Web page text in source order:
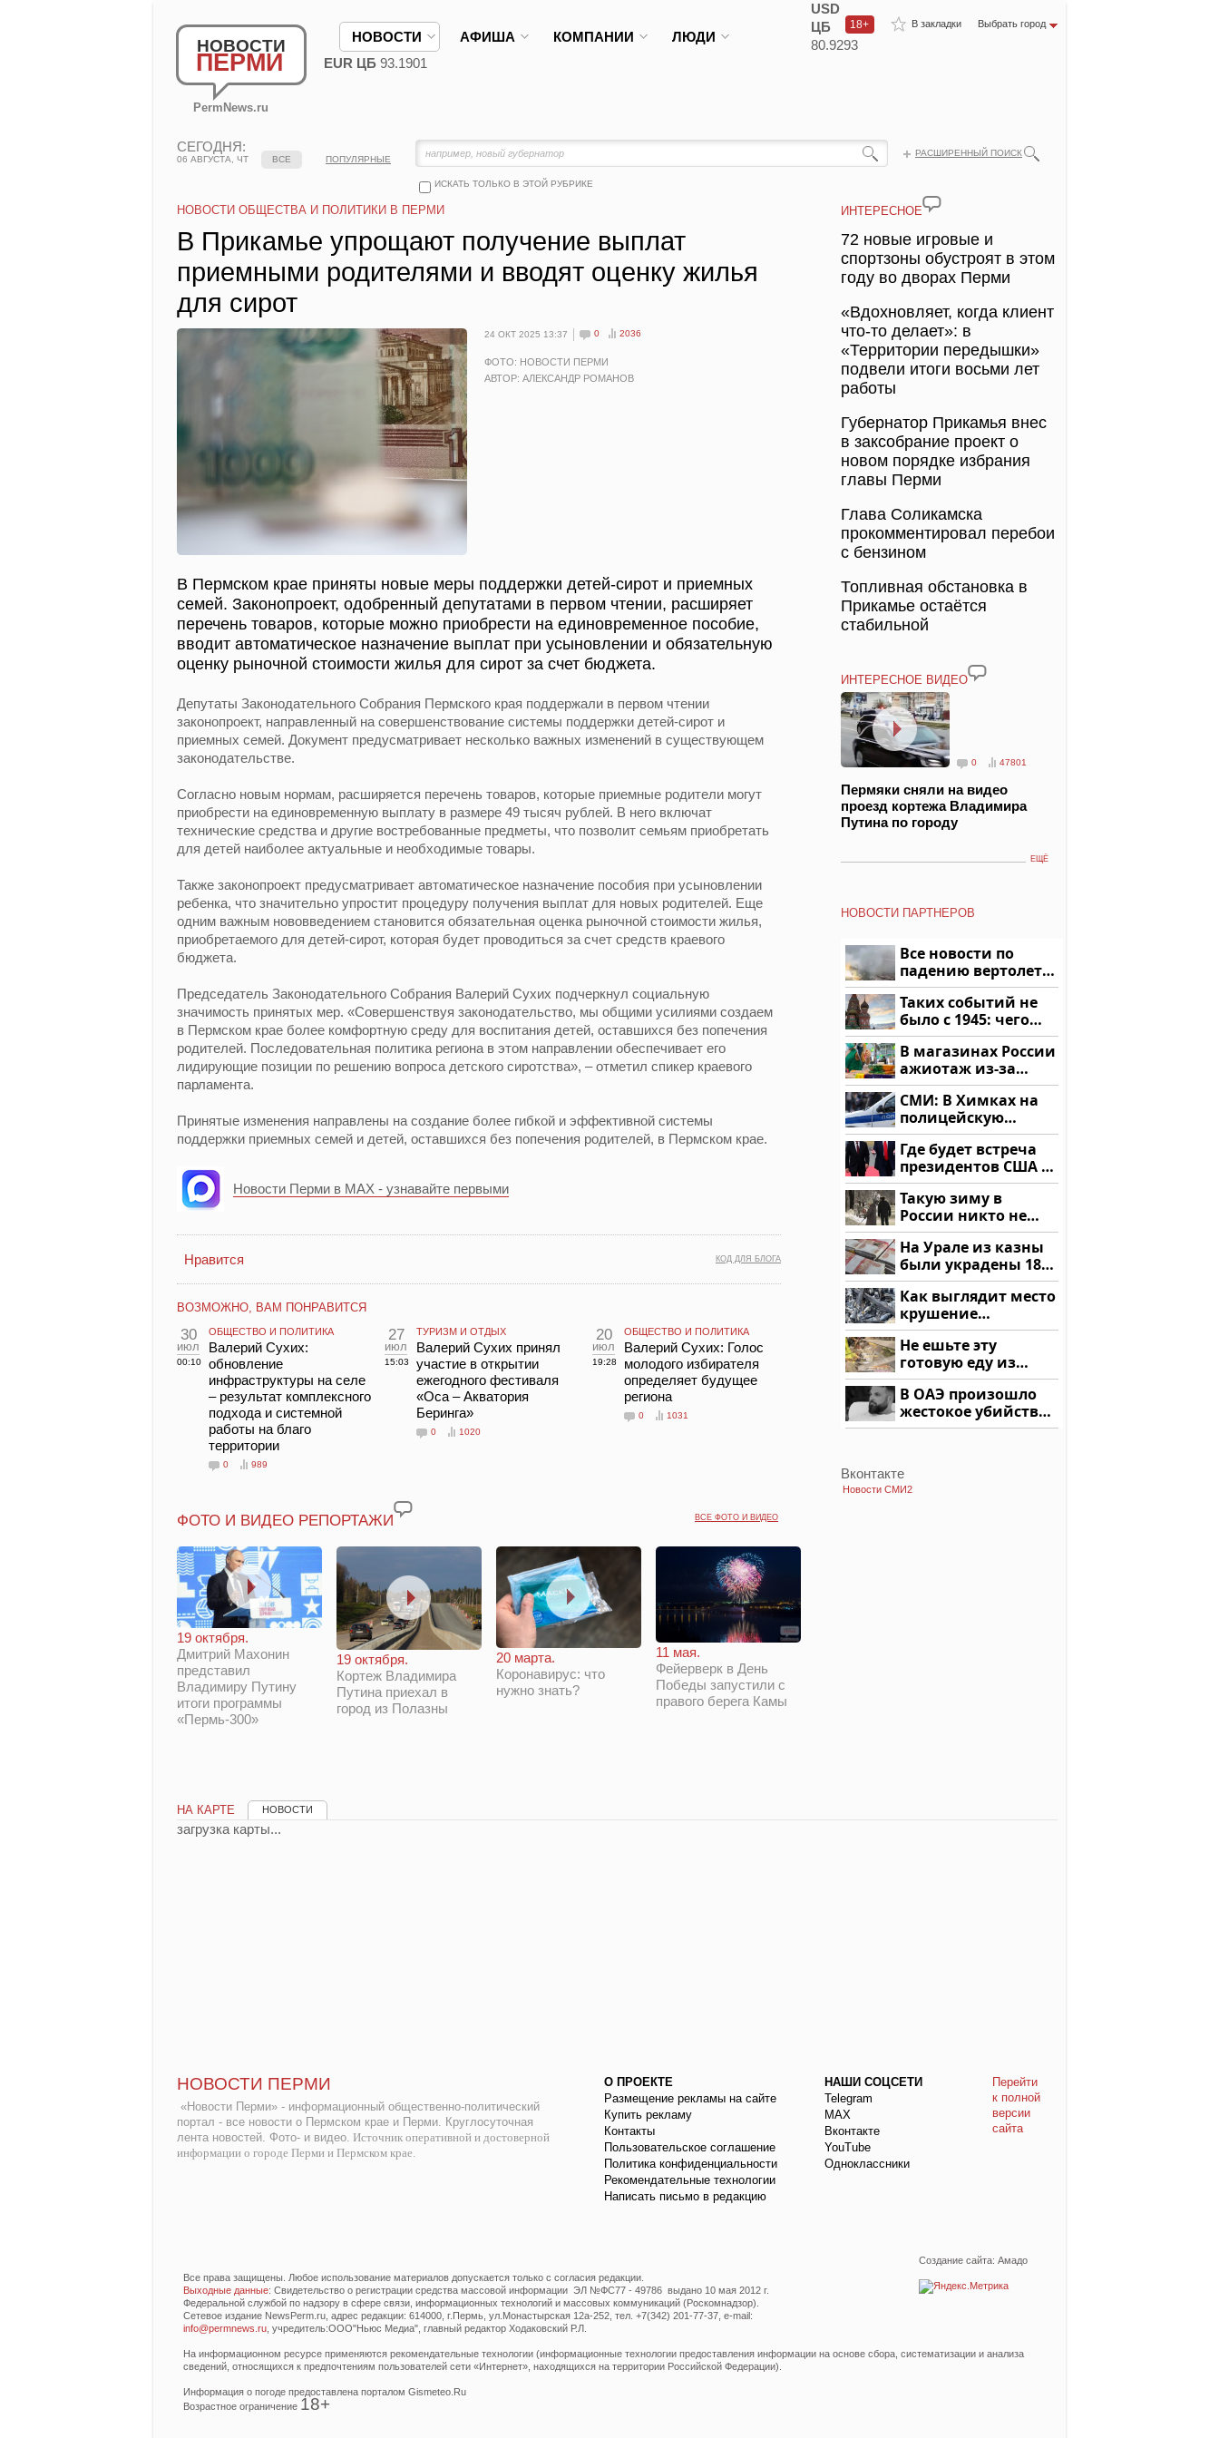
НОВОСТИ
ПЕРМИ
PermNews.ru
В закладки Выбрать город
18+
НОВОСТИ АФИША КОМПАНИИ ЛЮДИ
USD
ЦБ
80.9293
EUR ЦБ 93.1901
СЕГОДНЯ:
06 АВГУСТА, ЧТ
РАСШИРЕННЫЙ ПОИСК
ИСКАТЬ ТОЛЬКО В ЭТОЙ РУБРИКЕ
ВСЕ ПОПУЛЯРНЫЕ
НОВОСТИ ОБЩЕСТВА И ПОЛИТИКИ В ПЕРМИ
В Прикамье упрощают получение выплат
приемными родителями и вводят оценку жилья
для сирот
24 ОКТ 2025 13:37 0 2036
ФОТО: НОВОСТИ ПЕРМИ
АВТОР: АЛЕКСАНДР РОМАНОВ
В Пермском крае приняты новые меры поддержки детей-сирот и приемных
семей. Законопроект, одобренный депутатами в первом чтении, расширяет
перечень товаров, которые можно приобрести на единовременное пособие,
вводит автоматическое назначение выплат при усыновлении и обязательную
оценку рыночной стоимости жилья для сирот за счет бюджета.
Депутаты Законодательного Собрания Пермского края поддержали в первом чтении
законопроект, направленный на совершенствование системы поддержки детей-сирот и
приемных семей. Документ предусматривает несколько важных изменений в существующем
законодательстве.
Согласно новым нормам, расширяется перечень товаров, которые приемные родители могут
приобрести на единовременную выплату в размере 49 тысяч рублей. В него включат
технические средства и другие востребованные предметы, что позволит семьям приобретать
для детей наиболее актуальные и необходимые товары.
Также законопроект предусматривает автоматическое назначение пособия при усыновлении
ребенка, что значительно упростит процедуру получения выплат для новых родителей. Еще
одним важным нововведением становится обязательная оценка рыночной стоимости жилья,
приобретаемого для детей-сирот, которая будет проводиться за счет средств краевого
бюджета.
Председатель Законодательного Собрания Валерий Сухих подчеркнул социальную
значимость принятых мер. «Совершенствуя законодательство, мы общими усилиями создаем
в Пермском крае более комфортную среду для воспитания детей, оставшихся без попечения
родителей. Последовательная политика региона в этом направлении обеспечивает его
лидирующие позиции по решению вопроса детского сиротства», – отметил спикер краевого
парламента.
Принятые изменения направлены на создание более гибкой и эффективной системы
поддержки приемных семей и детей, оставшихся без попечения родителей, в Пермском крае.
Новости Перми в MAX - узнавайте первыми
КОД ДЛЯ БЛОГА
Нравится
ВОЗМОЖНО, ВАМ ПОНРАВИТСЯ
30
июл
00:10
ОБЩЕСТВО И ПОЛИТИКА
Валерий Сухих:
обновление
инфраструктуры на селе
– результат комплексного
подхода и системной
работы на благо
территории
0 989
27
июл
15:03
ТУРИЗМ И ОТДЫХ
Валерий Сухих принял
участие в открытии
ежегодного фестиваля
«Оса – Акватория
Беринга»
0 1020
20
июл
19:28
ОБЩЕСТВО И ПОЛИТИКА
Валерий Сухих: Голос
молодого избирателя
определяет будущее
региона
0 1031
ВСЕ ФОТО И ВИДЕО
ФОТО И ВИДЕО РЕПОРТАЖИ
19 октября.
Дмитрий Махонин
представил
Владимиру Путину
итоги программы
«Пермь-300»
19 октября.
Кортеж Владимира
Путина приехал в
город из Полазны
20 марта.
Коронавирус: что
нужно знать?
11 мая.
Фейерверк в День
Победы запустили с
правого берега Камы
ИНТЕРЕСНОЕ
72 новые игровые и
спортзоны обустроят в этом
году во дворах Перми
«Вдохновляет, когда клиент
что-то делает»: в
«Территории передышки»
подвели итоги восьми лет
работы
Губернатор Прикамья внес
в заксобрание проект о
новом порядке избрания
главы Перми
Глава Соликамска
прокомментировал перебои
с бензином
Топливная обстановка в
Прикамье остаётся
стабильной
ИНТЕРЕСНОЕ ВИДЕО
0 47801
Пермяки сняли на видео
проезд кортежа Владимира
Путина по городу
ЕЩЁ
НОВОСТИ ПАРТНЕРОВ
Все новости по
падению вертолета
на Кавказе: читать
здесь
Таких событий не
было с 1945: чего
ждать всем нам?
В магазинах России
ажиотаж из-за
этого продукта: что
купить?
СМИ: В Химках на
полицейскую
машину напали и
подожгли.
Где будет встреча
президентов США и
России: Европа?
Такую зиму в
России никто не
ждал: как так?!
На Урале из казны
были украдены 18
миллионов рублей
Как выглядит место
крушение
вертолета на
Кавказе: смотреть
Не ешьте эту
готовую еду из
магазина: список
В ОАЭ произошло
жестокое убийство
криптомиллионера
Вконтакте
Новости СМИ2
НА КАРТЕ НОВОСТИ
загрузка карты...
НОВОСТИ ПЕРМИ
«Новости Перми» - информационный общественно-политический
портал - все новости о Пермском крае и Перми. Круглосуточная
лента новостей. Фото- и видео. Источник оперативной и достоверной
информации о городе Перми и Пермском крае.
О ПРОЕКТЕ
Размещение рекламы на сайте
Купить рекламу
Контакты
Пользовательское соглашение
Политика конфиденциальности
Рекомендательные технологии
Написать письмо в редакцию
НАШИ СОЦСЕТИ
Telegram
МАХ
Вконтакте
YouTube
Одноклассники
Перейти
к полной
версии
сайта
Создание сайта: Амадо
Все права защищены. Любое использование материалов допускается только с согласия редакции.
Выходные данные: Свидетельство о регистрации средства массовой информации ЭЛ №ФС77 - 49786 выдано 10 мая 2012 г.
Федеральной службой по надзору в сфере связи, информационных технологий и массовых коммуникаций (Роскомнадзор).
Сетевое издание NewsPerm.ru, адрес редакции: 614000, г.Пермь, ул.Монастырская 12а-252, тел. +7(342) 201-77-37, e-mail:
info@permnews.ru , учредитель:ООО"Ньюс Медиа", главный редактор Ходаковский Р.Л.
На информационном ресурсе применяются рекомендательные технологии (информационные технологии предоставления информации на основе сбора, систематизации и анализа
сведений, относящихся к предпочтениям пользователей сети «Интернет», находящихся на территории Российской Федерации).
Информация о погоде предоставлена порталом Gismeteo.Ru
Возрастное ограничение 18+